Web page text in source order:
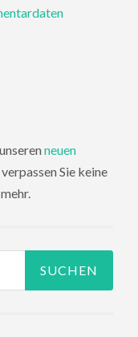
neuen
Sie keine